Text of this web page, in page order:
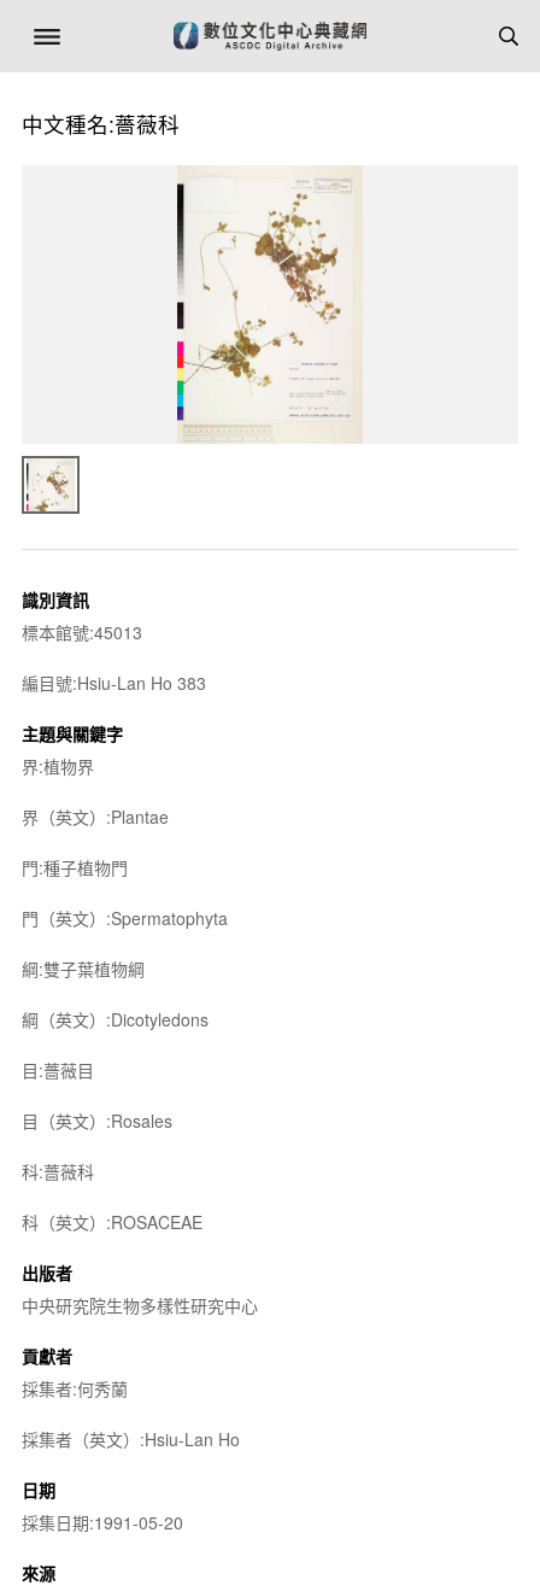
中文種名:薔薇科
識別資訊
標本館號:45013
編目號:Hsiu-Lan Ho 383
主題與關鍵字
界:植物界
界（英文）:Plantae
門:種子植物門
門（英文）:Spermatophyta
綱:雙子葉植物綱
綱（英文）:Dicotyledons
目:薔薇目
目（英文）:Rosales
科:薔薇科
科（英文）:ROSACEAE
出版者
中央研究院生物多樣性研究中心
貢獻者
採集者:何秀蘭
採集者（英文）:Hsiu-Lan Ho
日期
採集日期:1991-05-20
來源